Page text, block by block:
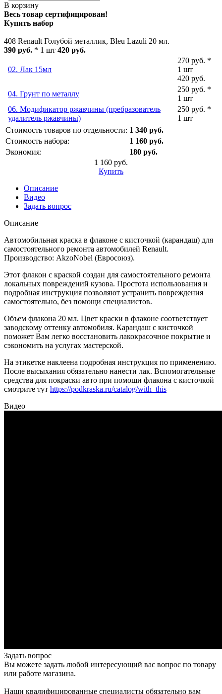
В корзину
Весь товар сертифицирован!
Купить набор
408 Renault Голубой металлик, Bleu Lazuli 20 мл.
390 руб. * 1 шт 420 руб.
02. Лак 15мл
270 руб. *
1 шт
420 руб.
04. Грунт по металлу
250 руб. *
1 шт
06. Модификатор ржавчины (пребразователь
удалитель ржавчины)
250 руб. *
1 шт
Стоимость товаров по отдельности: 1 340 руб.
Стоимость набора:
1 160 руб.
Экономия:
180 руб.
1 160 руб.
Купить
Описание
Видео
Задать вопрос
Описание
Автомобильная краска в флаконе с кисточкой (карандаш) для
самостоятельного ремонта автомобилей Renault.
Производство: AkzoNobel (Евросоюз).
Этот флакон с краской создан для самостоятельного ремонта
локальных повреждений кузова. Простота использования и
подробная инструкция позволяют устранить повреждения
самостоятельно, без помощи специалистов.
Объем флакона 20 мл. Цвет краски в флаконе соответствует
заводскому оттенку автомобиля. Карандаш с кисточкой
поможет Вам легко восстановить лакокрасочное покрытие и
сэкономить на услугах мастерской.
На этикетке наклеена подробная инструкция по применению.
После высыхания обязательно нанести лак. Вспомогательные
средства для покраски авто при помощи флакона с кисточкой
смотрите тут https://podkraska.ru/catalog/with_this
Видео
Задать вопрос
Вы можете задать любой интересующий вас вопрос по товару
или работе магазина.
Наши квалифицированные специалисты обязательно вам